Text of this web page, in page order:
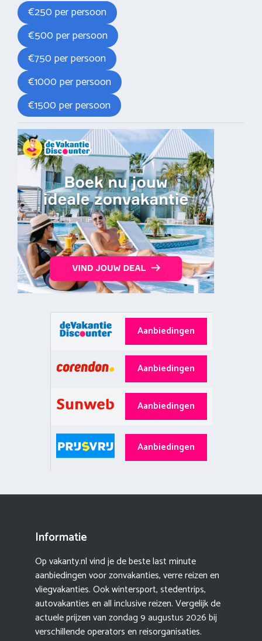
€250 per persoon
€500 per persoon
€750 per persoon
€1000 per persoon
€1500 per persoon
Aanbiedingen
Aanbiedingen
Aanbiedingen
Aanbiedingen
Informatie
Op vakanty.nl vind je de beste last minute
aanbiedingen voor zonvakanties, verre reizen en
vliegvakanties. Ook wintersport, stedentrips,
autovakanties en all inclusive reizen. Vergelijk de
actuele prijzen vanzondag 9 augustus 2026bij
verschillende operators en reisorganisaties.